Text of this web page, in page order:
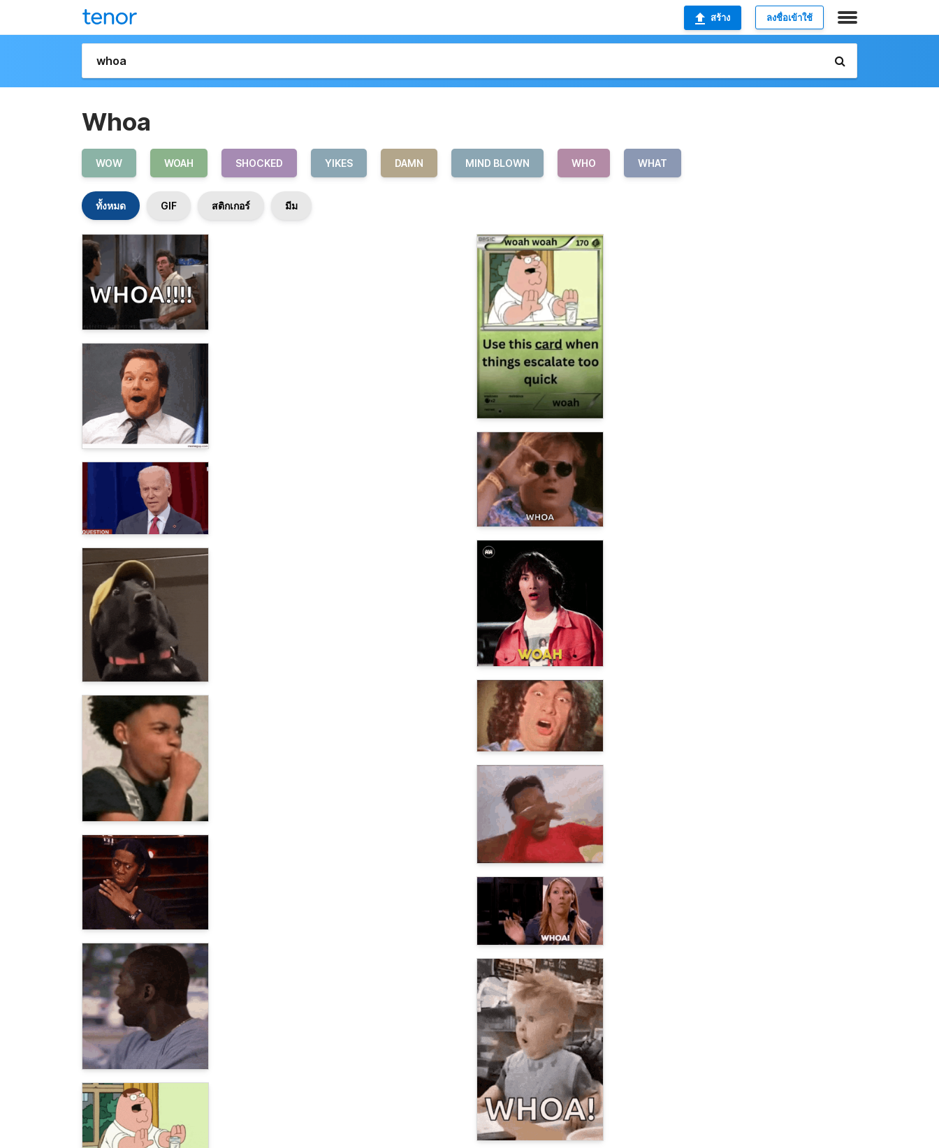
สร้าง ลงชื่อเข้าใช้
Whoa
WOW WOAH SHOCKED YIKES DAMN MIND BLOWN WHO WHAT
ทั้งหมด GIF สติกเกอร์ มีม